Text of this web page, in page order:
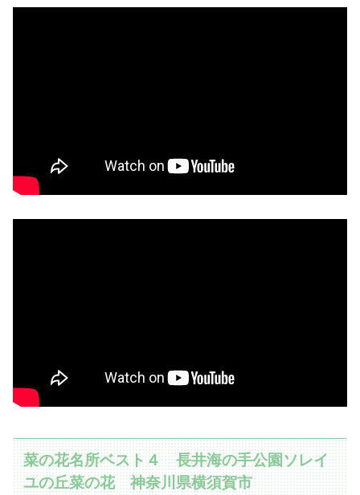
菜の花名所ベスト４ 長井海の手公園ソレイ
ユの丘菜の花 神奈川県横須賀市